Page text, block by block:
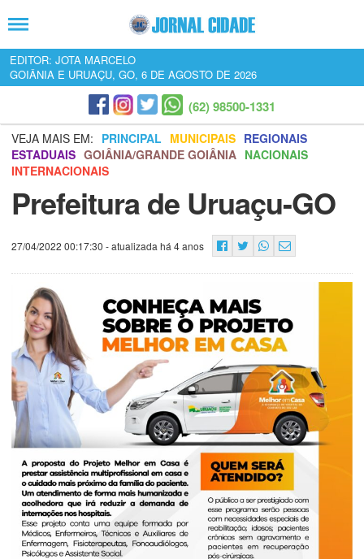
EDITOR: JOTA MARCELO
GOIÂNIA E URUAÇU, GO, 6 DE AGOSTO DE 2026
(62) 98500-1331
VEJA MAIS EM: PRINCIPAL MUNICIPAIS REGIONAIS
ESTADUAIS GOIÂNIA/GRANDE GOIÂNIA NACIONAIS
INTERNACIONAIS
Prefeitura de Uruaçu-GO
27/04/2022 00:17:30 - atualizada há 4 anos